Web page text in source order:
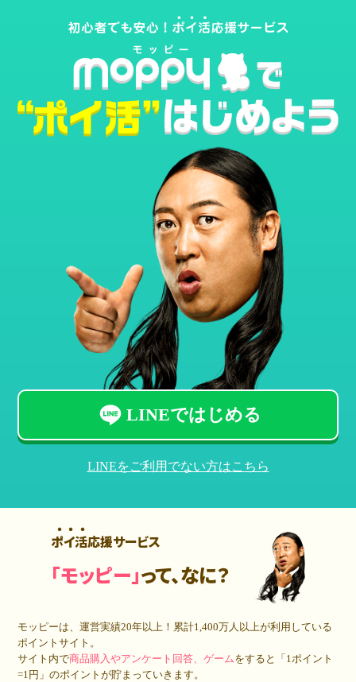
LINEではじめる
LINEをご利用でない方はこちら
ポイ活応援サービス
「モッピー」って、なに？
モッピーは、運営実績20年以上！累計1,400万人 以上が利用している
ポイントサイト。
サイト内で商品購入やアンケート回答、ゲームをすると「1ポイント
=1円」のポイントが貯まっていきます。